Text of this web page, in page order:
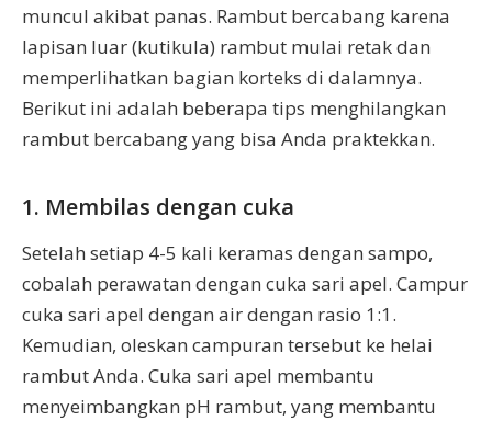
muncul akibat panas. Rambut bercabang karena
lapisan luar (kutikula) rambut mulai retak dan
memperlihatkan bagian korteks di dalamnya.
Berikut ini adalah beberapa tips menghilangkan
rambut bercabang yang bisa Anda praktekkan.
1. Membilas dengan cuka
Setelah setiap 4-5 kali keramas dengan sampo,
cobalah perawatan dengan cuka sari apel. Campur
cuka sari apel dengan air dengan rasio 1:1.
Kemudian, oleskan campuran tersebut ke helai
rambut Anda. Cuka sari apel membantu
menyeimbangkan pH rambut, yang membantu